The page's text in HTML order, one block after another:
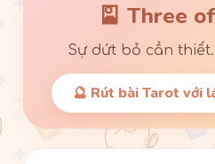
🎴 Three
Sự dứt bỏ cần
🔮 Rút bài Tarot với